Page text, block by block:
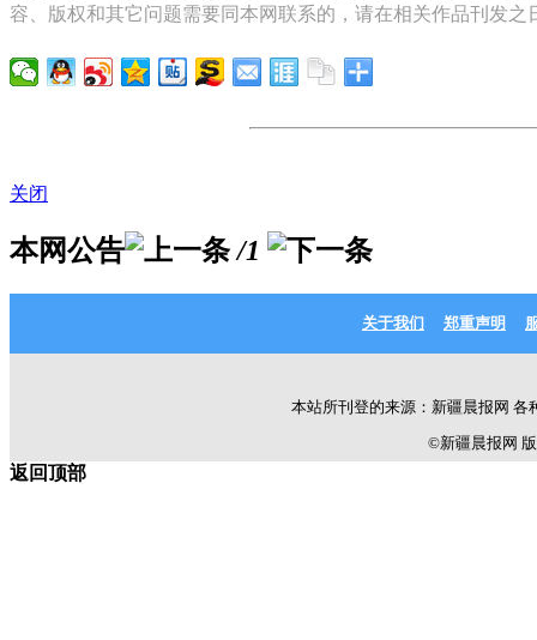
容、版权和其它问题需要同本网联系的，请在相关作品刊发之
关闭
本网公告 /1
关于我们 郑重声明
本站所刊登的来源：新疆晨报网
©新疆晨报网 版
返回顶部